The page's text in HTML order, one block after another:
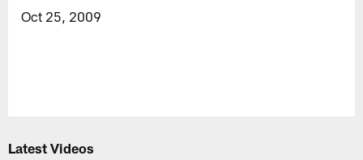
Oct 25, 2009
Latest Videos